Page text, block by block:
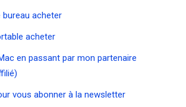
bureau acheter
acheter
en passant par mon partenaire
vous abonner à la newsletter